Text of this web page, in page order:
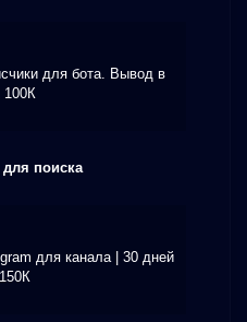
для бота. Вывод в
100К
поиска
для канала | 30 дней